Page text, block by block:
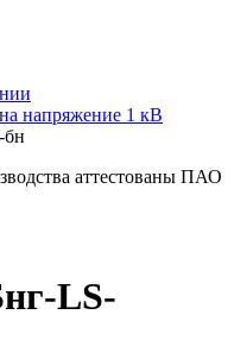
напряжение 1 кВ
аттестованы ПАО
LS-